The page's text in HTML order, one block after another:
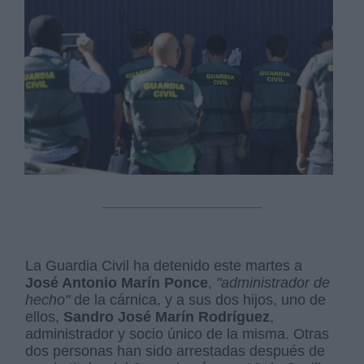
La Guardia Civil ha detenido este martes a
José Antonio Marín Ponce, "administrador de
hecho"de la cárnica, y a sus dos hijos, uno de
ellos, Sandro José Marín Rodríguez,
administrador y socio único de la misma. Otras
dos personas han sido arrestadas después de